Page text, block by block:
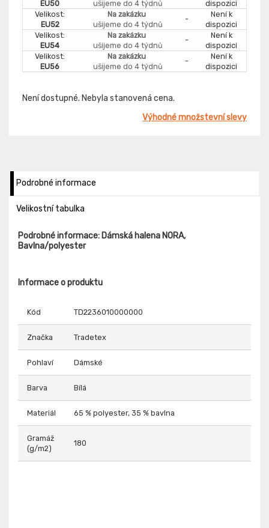
EU50
ušijeme do 4 týdnů
dispozici
Velikost:
EU52
Na zakázku
ušijeme do 4 týdnů
-
Není k
dispozici
Velikost:
EU54
Na zakázku
ušijeme do 4 týdnů
-
Není k
dispozici
Velikost:
EU56
Na zakázku
ušijeme do 4 týdnů
-
Není k
dispozici
Není dostupné. Nebyla stanovená cena.
Výhodné množstevní slevy
Podrobné informace
Velikostní tabulka
Podrobné informace: Dámská halena NORA,
Bavlna/polyester
Informace o produktu
Kód TD2236010000000
Značka Tradetex
Pohlaví Dámské
Barva Bílá
Materiál 65 % polyester, 35 % bavlna
Gramáž
(g/m2)
180